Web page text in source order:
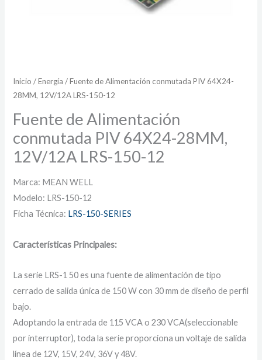
Inicio /Energía / Fuente de Alimentación conmutada PIV 64X24-
28MM, 12V/12A LRS-150-12
Fuente de Alimentación
conmutada PIV 64X24-28MM,
12V/12A LRS-150-12
Marca: MEAN WELL
Modelo: LRS-150-12
Ficha Técnica: LRS-150-SERIES
Características Principales:
La serie LRS-1 50 es una fuente de alimentación de tipo
cerrado de salida única de 150 W con 30 mm de diseño de perfil
bajo.
Adoptando la entrada de 115 VCA o 230 VCA(seleccionable
por interruptor), toda la serie proporciona un voltaje de salida
línea de 12V, 15V, 24V, 36V y 48V.